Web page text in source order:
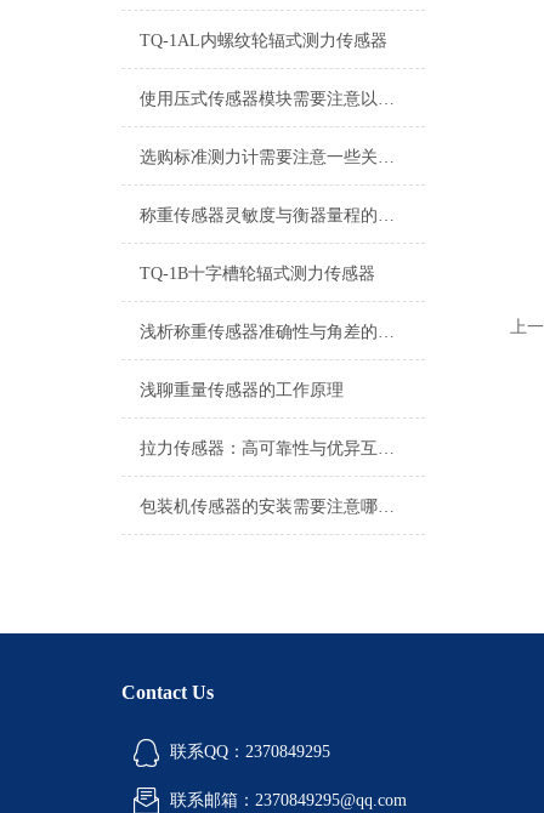
TQ-1AL内螺纹轮辐式测力传感器
使用压式传感器模块需要注意以下几个问题
选购标准测力计需要注意一些关键因素
称重传感器灵敏度与衡器量程的关系
TQ-1B十字槽轮辐式测力传感器
浅析称重传感器准确性与角差的关系
浅聊重量传感器的工作原理
拉力传感器：高可靠性与优异互换性的技术解析
包装机传感器的安装需要注意哪些问题？
上
Contact Us
联系QQ：2370849295
联系邮箱：2370849295@qq.com